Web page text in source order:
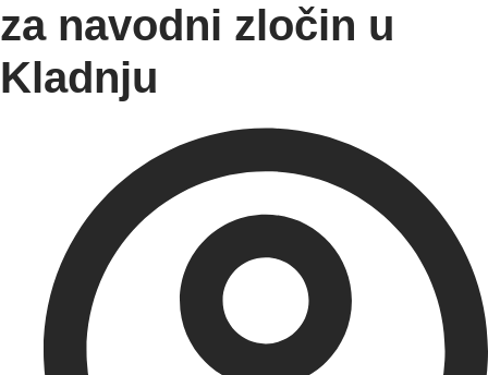
za navodni zločin u
Kladnju